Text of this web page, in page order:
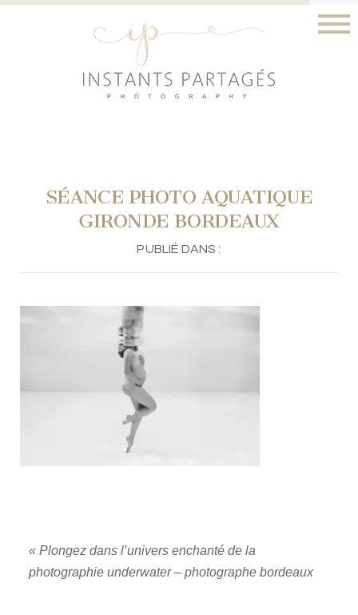
SÉANCE PHOTO AQUATIQUE
GIRONDE BORDEAUX
PUBLIÉ DANS :
« Plongez dans l’univers enchanté de la
photographie underwater – photographe bordeaux